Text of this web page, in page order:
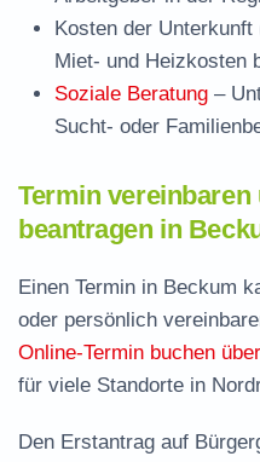
Kosten der Unterkunft
Miet- und Heizkosten
Soziale Beratung –
Sucht- oder
Termin
beantragen in
Einen Termin in Beckum
oder persönlich
Online-Termin buchen
für viele Standorte in
Den Erstantrag auf